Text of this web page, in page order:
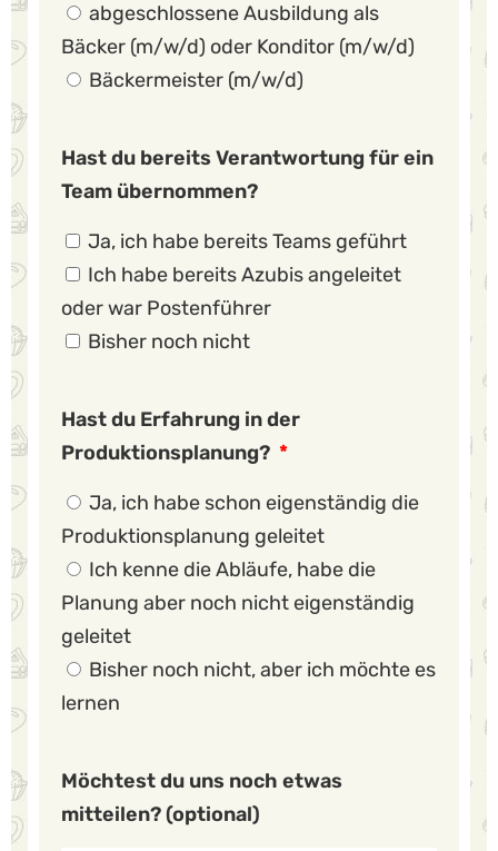
abgeschlossene Ausbildung als
Bäcker (m/w/d) oder Konditor (m/w/d)
Bäckermeister (m/w/d)
Hast du bereits Verantwortung für ein
Team übernommen?
Ja, ich habe bereits Teams geführt
Ich habe bereits Azubis angeleitet
oder war Postenführer
Bisher noch nicht
Hast du Erfahrung in der
Produktionsplanung?
Ja, ich habe schon eigenständig die
Produktionsplanung geleitet
Ich kenne die Abläufe, habe die
Planung aber noch nicht eigenständig
geleitet
Bisher noch nicht, aber ich möchte es
lernen
Möchtest du uns noch etwas
mitteilen? (optional)